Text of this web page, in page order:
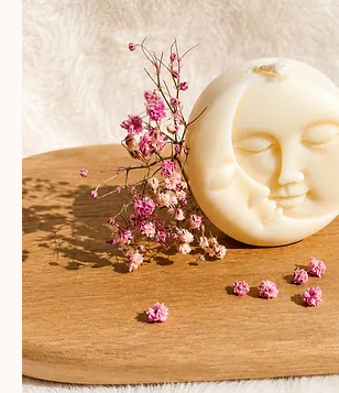
Apophyllite 99g
Prix
30,00 €